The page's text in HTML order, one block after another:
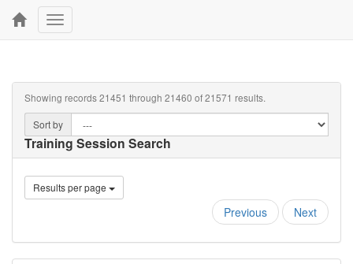
Toggle
navigation
Showing records 21451 through 21460 of 21571 results.
Sort by
Training Session Search
Results per page
Previous Next